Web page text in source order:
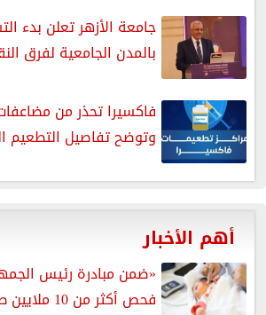
جامعة الأزهر تعلن بدء
بالمدن الجامعية لفرق
فاكسيرا تحذر من
وتوضح تفاصيل التطعيم
أهم الأخبار
«ضمن مبادرة رئيس
فحص أكثر من 10 ملايين طفل للكشف...